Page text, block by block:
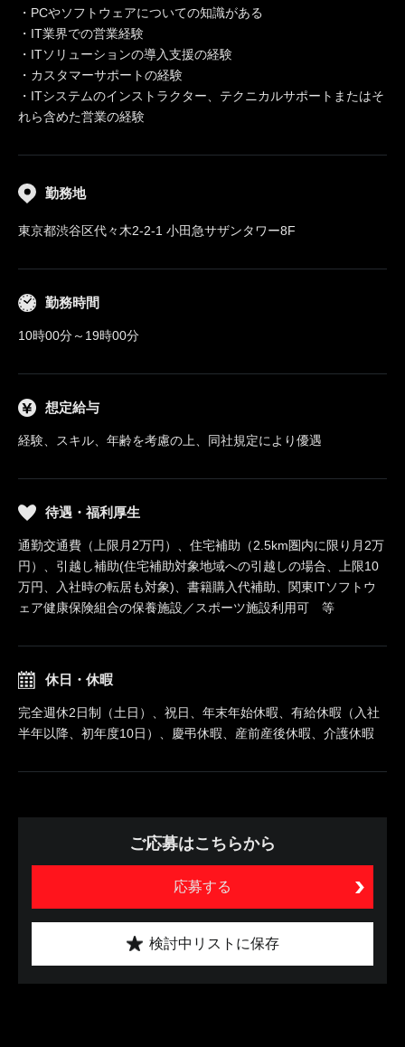
・PCやソフトウェアについての知識がある
・IT業界での営業経験
・ITソリューションの導入支援の経験
・カスタマーサポートの経験
・ITシステムのインストラクター、テクニカルサポートまたはそ
れら含めた営業の経験
勤務地
東京都渋谷区代々木2-2-1 小田急サザンタワー8F
勤務時間
10時00分～19時00分
想定給与
経験、スキル、年齢を考慮の上、同社規定により優遇
待遇・福利厚生
通勤交通費（上限月2万円）、住宅補助（2.5km圏内に限り月2万
円）、引越し補助(住宅補助対象地域への引越しの場合、上限10
万円、入社時の転居も対象)、書籍購入代補助、関東ITソフトウ
ェア健康保険組合の保養施設／スポーツ施設利用可 等
休日・休暇
完全週休2日制（土日）、祝日、年末年始休暇、有給休暇（入社
半年以降、初年度10日）、慶弔休暇、産前産後休暇、介護休暇
ご応募はこちらから
応募する
検討中リストに保存